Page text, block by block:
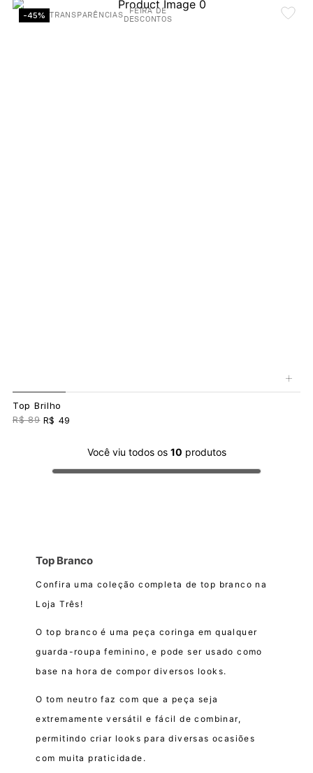
-45% TRANSPARÊNCIAS
FEIRA DE
DESCONTOS
+
Top Brilho
R$ 89 R$ 49
Você viu todos os 10 produtos
Top Branco
Confira uma coleção completa de top branco na
Loja Três!
O top branco é uma peça coringa em qualquer
guarda-roupa feminino, e pode ser usado como
base na hora de compor diversos looks.
O tom neutro faz com que a peça seja
extremamente versátil e fácil de combinar,
permitindo criar looks para diversas ocasiões
com muita praticidade.